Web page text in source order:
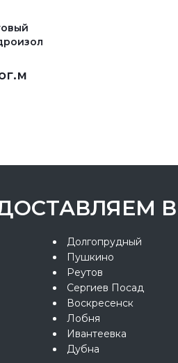
Долгопрудный
Пушкино
Реутов
Сергиев Посад
Воскресенск
Лобня
Ивантеевка
Дубна